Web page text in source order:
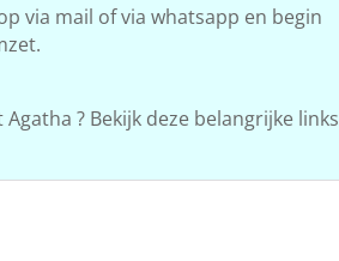
via mail of via whatsapp en begin
? Bekijk deze belangrijke links